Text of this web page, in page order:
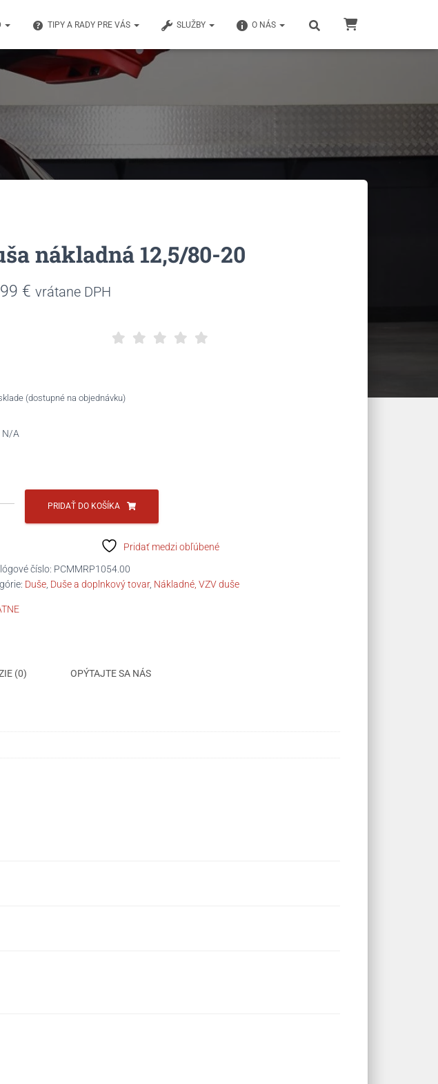
TIPY A RADY PRE VÁS SLUŽBY O NÁS
nákladná 12,5/80-20
€ vrátane DPH
(dostupné na objednávku)
N/A
PRIDAŤ DO KOŠÍKA
Pridať medzi obľúbené
číslo: PCMMRP1054.00
Duše Duše a doplnkový tovar, Nákladné, VZV duše
(0) OPÝTAJTE SA NÁS